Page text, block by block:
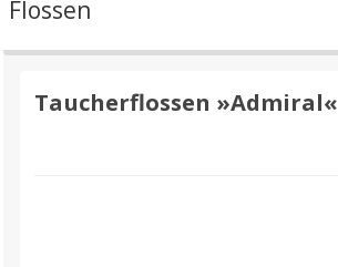
Flossen
Taucherflossen »Admiral«